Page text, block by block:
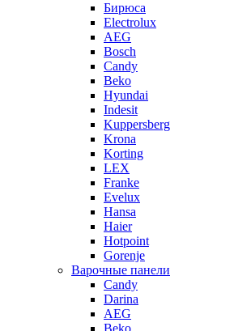
Бирюса
Electrolux
AEG
Bosch
Candy
Beko
Hyundai
Indesit
Kuppersberg
Krona
Korting
LEX
Franke
Evelux
Hansa
Haier
Hotpoint
Gorenje
Варочные панели
Candy
Darina
AEG